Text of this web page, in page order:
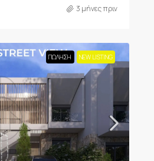
3 μήνες πριν
ΠΏΛΗΣΗ NEW LISTING